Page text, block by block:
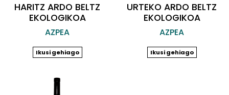
HARITZ ARDO BELTZ
EKOLOGIKOA
AZPEA
Ikusi gehiago
URTEKO ARDO BELTZ
EKOLOGIKOA
AZPEA
Ikusi gehiago